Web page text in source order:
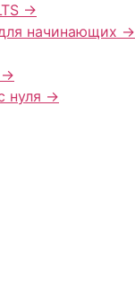
->
начинающих ->
>
нуля ->